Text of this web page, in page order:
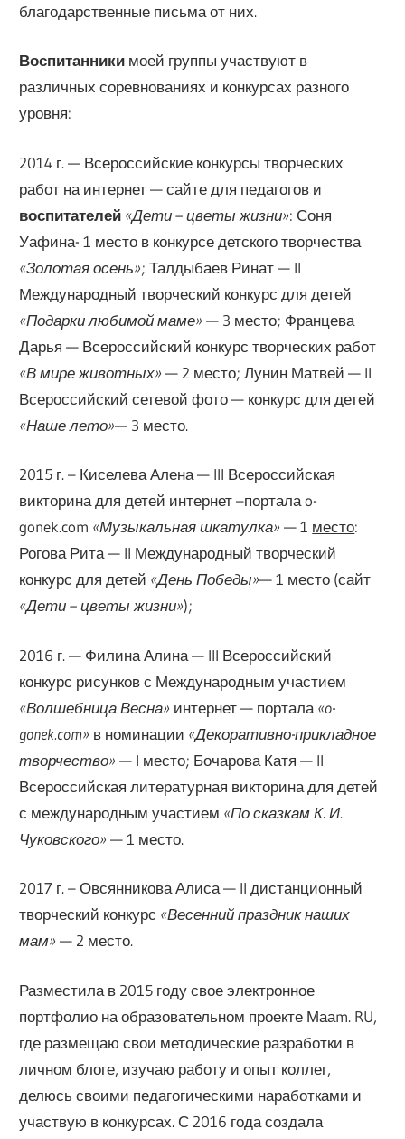
благодарственные письма от них.
Воспитанники моей группы участвуют в
различных соревнованиях и конкурсах разного
уровня:
2014 г. — Всероссийские конкурсы творческих
работ на интернет — сайте для педагогов и
воспитателей «Дети – цветы жизни»: Соня
Уафина- 1 место в конкурсе детского творчества
«Золотая осень»; Талдыбаев Ринат — II
Международный творческий конкурс для детей
«Подарки любимой маме» — 3 место; Францева
Дарья — Всероссийский конкурс творческих работ
«В мире животных» — 2 место; Лунин Матвей — II
Всероссийский сетевой фото — конкурс для детей
«Наше лето»— 3 место.
2015 г. – Киселева Алена — III Всероссийская
викторина для детей интернет –портала o-
gonek.com «Музыкальная шкатулка» — 1 место:
Рогова Рита — II Международный творческий
конкурс для детей «День Победы»— 1 место (сайт
«Дети – цветы жизни»);
2016 г. — Филина Алина — III Всероссийский
конкурс рисунков с Международным участием
«Волшебница Весна» интернет — портала «o-
gonek.com» в номинации «Декоративно-прикладное
творчество» — I место; Бочарова Катя — II
Всероссийская литературная викторина для детей
с международным участием «По сказкам К. И.
Чуковского» — 1 место.
2017 г. – Овсянникова Алиса — II дистанционный
творческий конкурс «Весенний праздник наших
мам» — 2 место.
Разместила в 2015 году свое электронное
портфолио на образовательном проекте Мааm. RU,
где размещаю свои методические разработки в
личном блоге, изучаю работу и опыт коллег,
делюсь своими педагогическими наработками и
участвую в конкурсах. С 2016 года создала